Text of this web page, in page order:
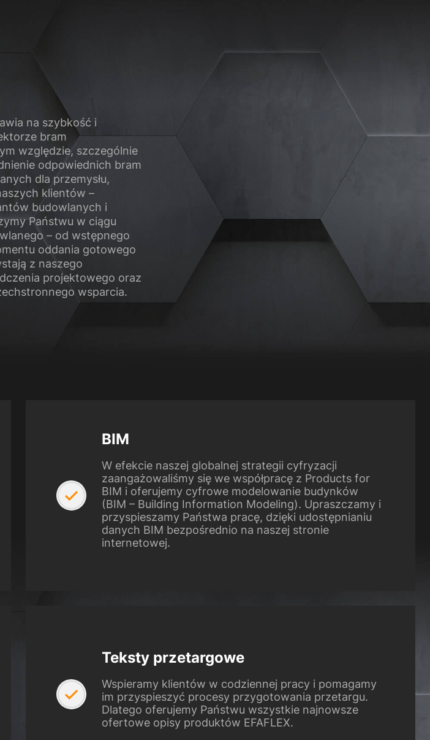
na szybkość i
bram
względzie, szczególnie
odpowiednich bram
dla przemysłu,
klientów –
budowlanych i
Państwu w ciągu
– od wstępnego
oddania gotowego
z naszego
projektowego oraz
wsparcia.
BIM
W efekcie naszej globalnej strategii cyfryzacji
zaangażowaliśmy się we współpracę z Products for
BIM i oferujemy cyfrowe modelowanie budynków
(BIM – Building Information Modeling). Upraszczamy i
przyspieszamy Państwa pracę, dzięki udostępnianiu
danych BIM bezpośrednio na naszej stronie
internetowej.
Teksty przetargowe
Wspieramy klientów w codziennej pracy i pomagamy
im przyspieszyć procesy przygotowania przetargu.
Dlatego oferujemy Państwu wszystkie najnowsze
ofertowe opisy produktów EFAFLEX.
o plikach cookie
są domyślnie blokowane. Jeśli pliki cookie mediów zewnętrznych
już ręcznej zgody.
o plikach cookie
Znak firmowy